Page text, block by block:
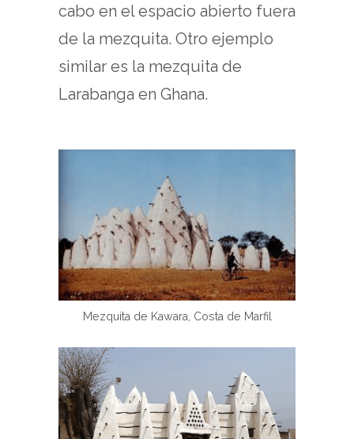
cabo en el espacio abierto fuera
de la mezquita. Otro ejemplo
similar es la mezquita de
Larabanga en Ghana.
Mezquita de Kawara, Costa de Marfil